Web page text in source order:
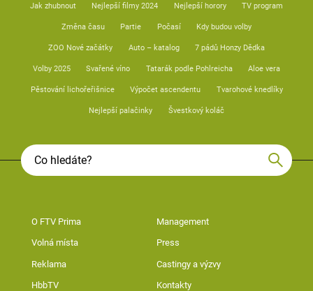
Jak zhubnout Nejlepší filmy 2024 Nejlepší horory TV program
Změna času Partie Počasí Kdy budou volby
ZOO Nové začátky Auto – katalog 7 pádů Honzy Dědka
Volby 2025 Svařené víno Tatarák podle Pohlreicha Aloe vera
Pěstování lichořeřišnice Výpočet ascendentu Tvarohové knedlíky
Nejlepší palačinky Švestkový koláč
O FTV Prima Management
Volná místa Press
Reklama Castingy a výzvy
HbbTV Kontakty